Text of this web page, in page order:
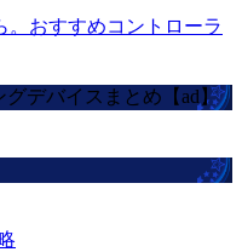
。おすすめコントローラ
デバイスまとめ【ad】